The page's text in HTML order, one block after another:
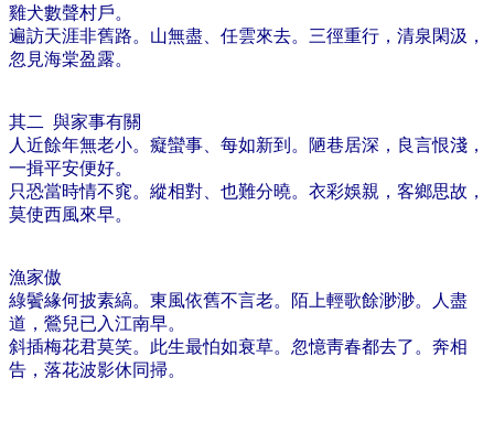
雞犬數聲村戶。​
遍訪天涯非舊路。山無盡、任雲來去。三徑重行，清泉閑汲，
忽見海棠盈露。
其二 與家事有關
人近餘年無老小。癡蠻事、每如新到。陋巷居深，良言恨淺，
一揖平安便好。
只恐當時情不窕。縱相對、也難分曉。衣彩娛親，客鄉思故，
莫使西風來早。
漁家傲
綠鬢緣何披素縞。東風依舊不言老。陌上輕歌餘渺渺。人盡
道，鶯兒已入江南早。
斜插梅花君莫笑。此生最怕如衰草。忽憶靑春都去了。奔相
告，落花波影休同掃。